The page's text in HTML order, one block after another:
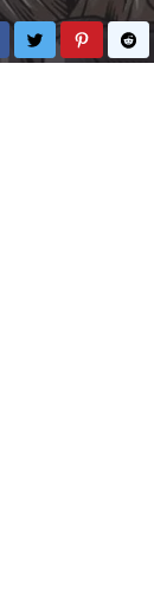
Partager sur